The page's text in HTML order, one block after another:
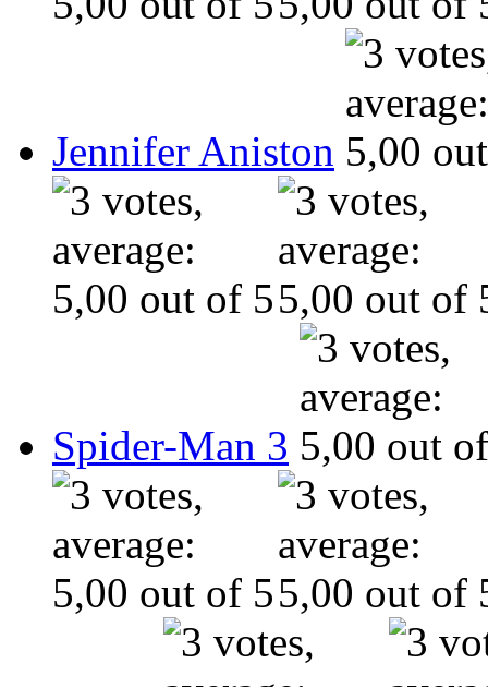
Jennifer Aniston
Spider-Man 3